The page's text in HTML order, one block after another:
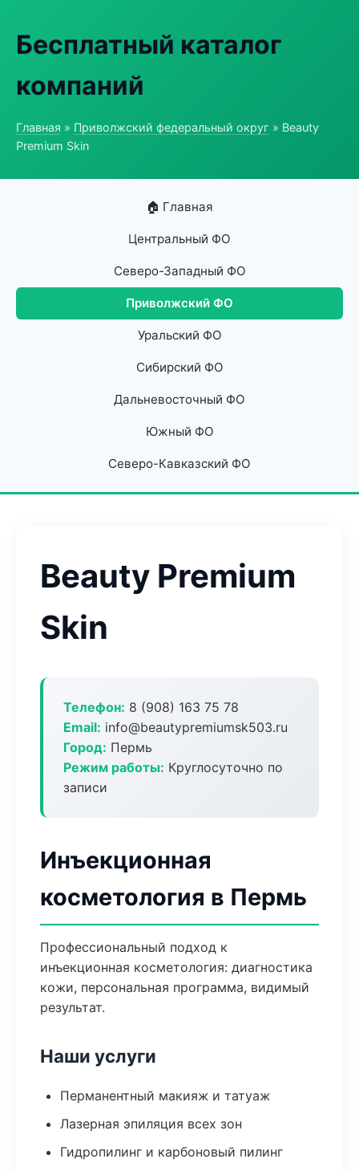
Бесплатный каталог
компаний
Главная » Приволжский федеральный округ » Beauty
Premium Skin
🏠 Главная
Центральный ФО
Северо-Западный ФО
Приволжский ФО
Уральский ФО
Сибирский ФО
Дальневосточный ФО
Южный ФО
Северо-Кавказский ФО
Beauty Premium
Skin
Телефон: 8 (908) 163 75 78
Email: info@beautypremiumsk503.ru
Город: Пермь
Режим работы: Круглосуточно по
записи
Инъекционная
косметология в Пермь
Профессиональный подход к
инъекционная косметология: диагностика
кожи, персональная программа, видимый
результат.
Наши услуги
Перманентный макияж и татуаж
Лазерная эпиляция всех зон
Гидропилинг и карбоновый пилинг